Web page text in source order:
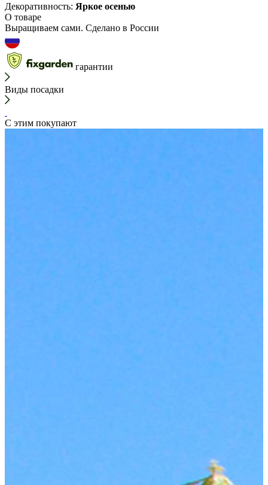
Декоративность: Яркое осенью
О товаре
Выращиваем сами. Сделано в России
гарантии
Виды посадки
С этим покупают